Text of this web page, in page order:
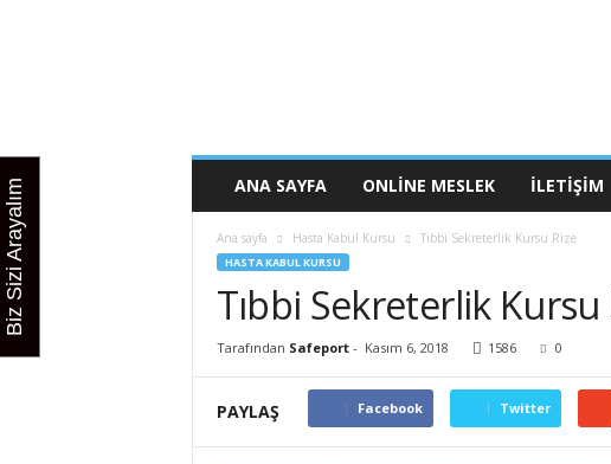
ANA SAYFA ONLINE MESLEK İLETIŞIM
Ana sayfa Hasta Kabul Kursu Tıbbi Sekreterlik Kursu Rize
HASTA KABUL KURSU
Tıbbi Sekreterlik Kursu
Tarafından Safeport- Kasım 6, 2018 1586 0
PAYLAŞ Facebook
Twitter
Biz Sizi Arayalım